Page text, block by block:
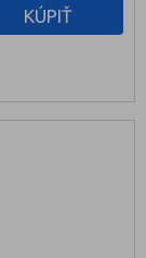
KÚPIŤ